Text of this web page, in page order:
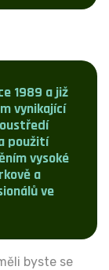
1989 a již
vynikající
použití
vysoké
a
ve
byste se